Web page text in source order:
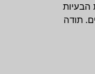
הבעיות
תודה